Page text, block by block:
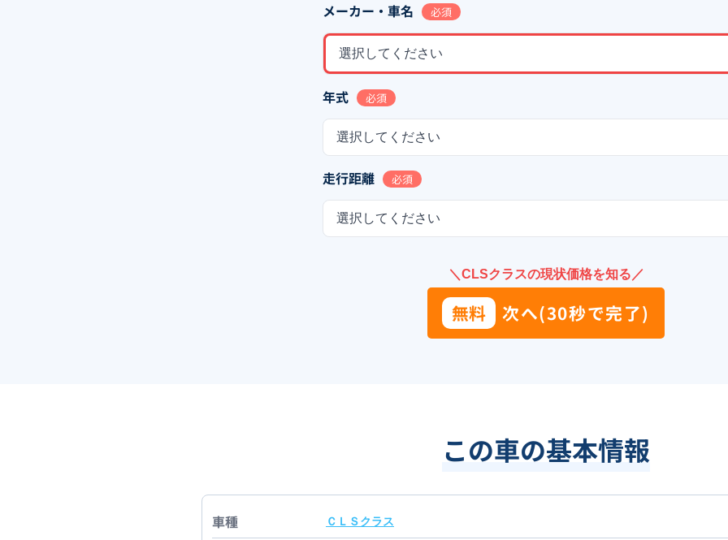
メーカー・車名 必須
選択してください
年式 必須
選択してください
走行距離 必須
選択してください
＼CLSクラスの現状価格を知る／
無料 次へ(30秒で完了)
この車の基本情報
車種 ＣＬＳクラス